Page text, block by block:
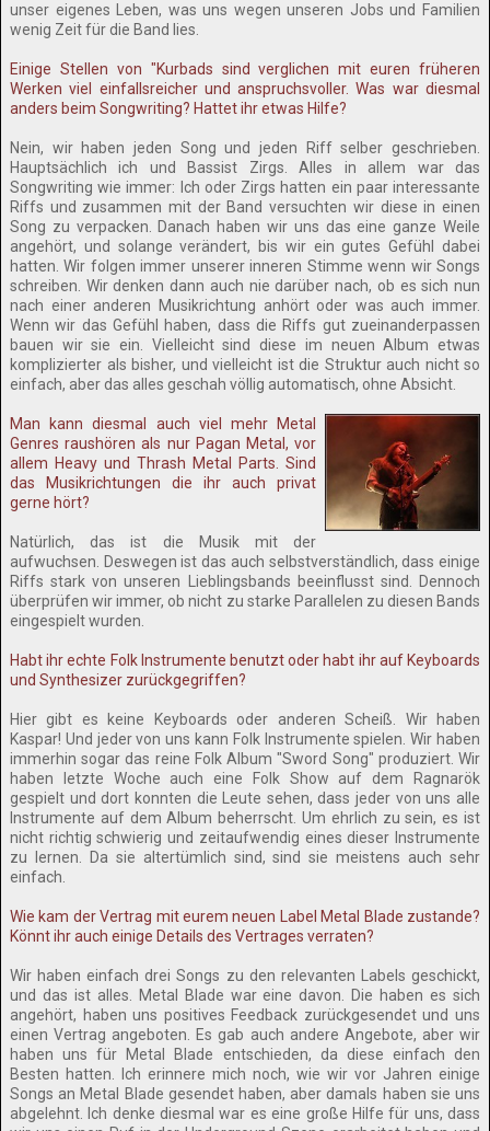
unser eigenes Leben, was uns wegen unseren Jobs und Familien
wenig Zeit für die Band lies.
Einige Stellen von "Kurbads sind verglichen mit euren früheren
Werken viel einfallsreicher und anspruchsvoller. Was war diesmal
anders beim Songwriting? Hattet ihr etwas Hilfe?
Nein, wir haben jeden Song und jeden Riff selber geschrieben.
Hauptsächlich ich und Bassist Zirgs. Alles in allem war das
Songwriting wie immer: Ich oder Zirgs hatten ein paar interessante
Riffs und zusammen mit der Band versuchten wir diese in einen
Song zu verpacken. Danach haben wir uns das eine ganze Weile
angehört, und solange verändert, bis wir ein gutes Gefühl dabei
hatten. Wir folgen immer unserer inneren Stimme wenn wir Songs
schreiben. Wir denken dann auch nie darüber nach, ob es sich nun
nach einer anderen Musikrichtung anhört oder was auch immer.
Wenn wir das Gefühl haben, dass die Riffs gut zueinanderpassen
bauen wir sie ein. Vielleicht sind diese im neuen Album etwas
komplizierter als bisher, und vielleicht ist die Struktur auch nicht so
einfach, aber das alles geschah völlig automatisch, ohne Absicht.
Man kann diesmal auch viel mehr Metal
Genres raushören als nur Pagan Metal, vor
allem Heavy und Thrash Metal Parts. Sind
das Musikrichtungen die ihr auch privat
gerne hört?
Natürlich, das ist die Musik mit der
aufwuchsen. Deswegen ist das auch selbstverständlich, dass einige
Riffs stark von unseren Lieblingsbands beeinflusst sind. Dennoch
überprüfen wir immer, ob nicht zu starke Parallelen zu diesen Bands
eingespielt wurden.
Habt ihr echte Folk Instrumente benutzt oder habt ihr auf Keyboards
und Synthesizer zurückgegriffen?
Hier gibt es keine Keyboards oder anderen Scheiß. Wir haben
Kaspar! Und jeder von uns kann Folk Instrumente spielen. Wir haben
immerhin sogar das reine Folk Album "Sword Song" produziert. Wir
haben letzte Woche auch eine Folk Show auf dem Ragnarök
gespielt und dort konnten die Leute sehen, dass jeder von uns alle
Instrumente auf dem Album beherrscht. Um ehrlich zu sein, es ist
nicht richtig schwierig und zeitaufwendig eines dieser Instrumente
zu lernen. Da sie altertümlich sind, sind sie meistens auch sehr
einfach.
Wie kam der Vertrag mit eurem neuen Label Metal Blade zustande?
Könnt ihr auch einige Details des Vertrages verraten?
Wir haben einfach drei Songs zu den relevanten Labels geschickt,
und das ist alles. Metal Blade war eine davon. Die haben es sich
angehört, haben uns positives Feedback zurückgesendet und uns
einen Vertrag angeboten. Es gab auch andere Angebote, aber wir
haben uns für Metal Blade entschieden, da diese einfach den
Besten hatten. Ich erinnere mich noch, wie wir vor Jahren einige
Songs an Metal Blade gesendet haben, aber damals haben sie uns
abgelehnt. Ich denke diesmal war es eine große Hilfe für uns, dass